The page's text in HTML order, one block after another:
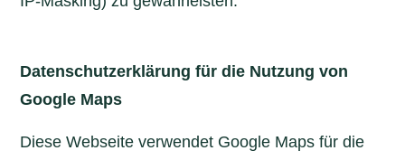
Datenschutzerklärung für die Nutzung von
Google Maps
Diese Webseite verwendet Google Maps für die